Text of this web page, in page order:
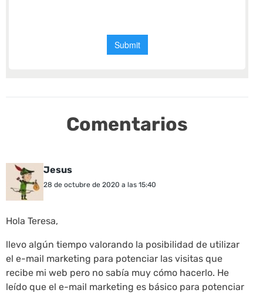
Comentarios
Jesus
28 de octubre de 2020 a las 15:40
Hola Teresa,
llevo algún tiempo valorando la posibilidad de utilizar
el e-mail marketing para potenciar las visitas que
recibe mi web pero no sabía muy cómo hacerlo. He
leído que el e-mail marketing es básico para potenciar